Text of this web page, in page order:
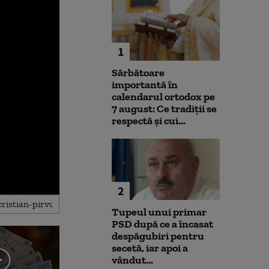
1
Sărbătoare
importantă în
calendarul ortodox pe
7 august: Ce tradiții se
respectă și cui...
2
Tupeul unui primar
PSD după ce a încasat
despăgubiri pentru
secetă, iar apoi a
vândut...